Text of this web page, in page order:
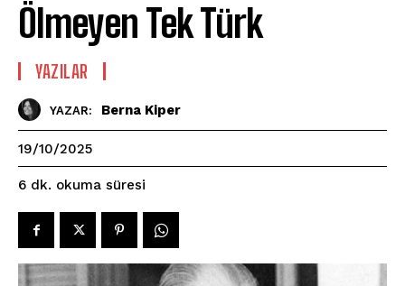
Ölmeyen Tek Türk
YAZILAR
YAZAR: Berna Kiper
19/10/2025
6 dk. okuma süresi